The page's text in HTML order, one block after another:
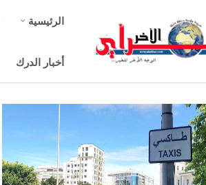
الرئيسية
أخبار الدرك